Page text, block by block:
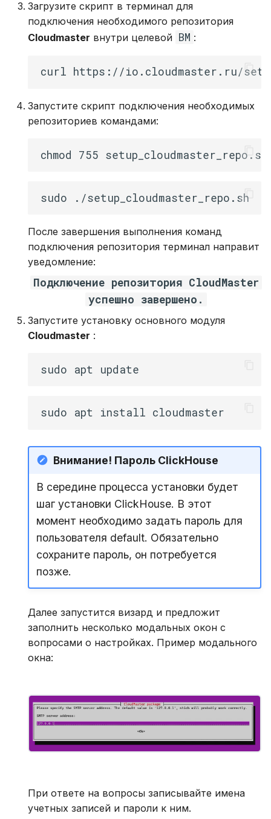
Загрузите скрипт в терминал для
подключения необходимого репозитория
Cloudmaster внутри целевой ВМ :
Запустите скрипт подключения необходимых
репозиториев командами:
После завершения выполнения команд
подключения репозитория терминал направит
уведомление:
Подключение репозитория CloudMaster
успешно завершено.
Запустите установку основного модуля
Cloudmaster :
Внимание! Пароль ClickHouse
В середине процесса установки будет
шаг установки ClickHouse. В этот
момент необходимо задать пароль для
пользователя default. Обязательно
сохраните пароль, он потребуется
позже.
Далее запустится визард и предложит
заполнить несколько модальных окон с
вопросами о настройках. Пример модального
окна:
При ответе на вопросы записывайте имена
учетных записей и пароли к ним.